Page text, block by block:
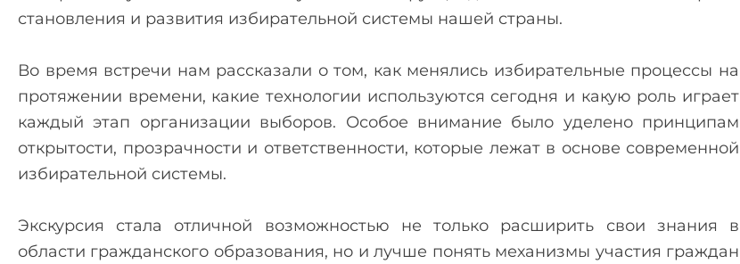
становления и развития избирательной системы нашей страны.
Во время встречи нам рассказали о том, как менялись избирательные процессы на
протяжении времени, какие технологии используются сегодня и какую роль играет
каждый этап организации выборов. Особое внимание было уделено принципам
открытости, прозрачности и ответственности, которые лежат в основе современной
избирательной системы.
Экскурсия стала отличной возможностью не только расширить свои знания в
области гражданского образования, но и лучше понять механизмы участия граждан